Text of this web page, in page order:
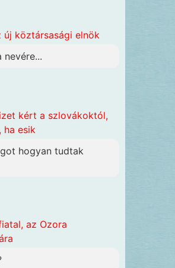
új köztársasági elnök
kért a szlovákoktól,
ha esik
hogyan tudtak
az Ozora